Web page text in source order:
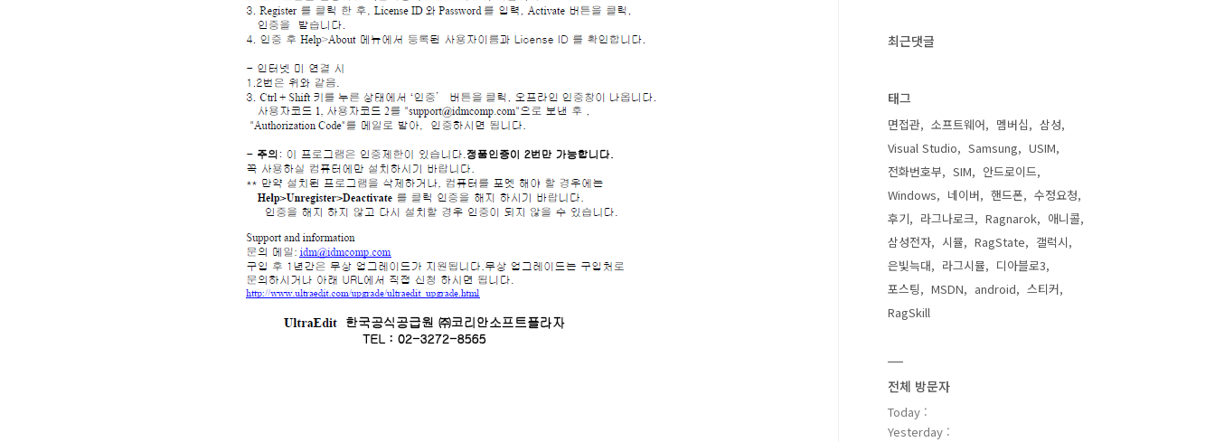
최근댓글
태그
면접관 소프트웨어 멤버십
삼성
Visual Studio
Samsung
USIM
전화번호부
SIM
안드로이드
Windows
네이버 핸드폰
수정요청
후기
라그나로크 Ragnarok
애니콜
삼성전자
시뮬 RagState
갤럭시
은빛늑대
라그시뮬
디아블로3
포스팅
MSDN android
스티커
RagSkill
전체 방문자
Today :
Yesterday :